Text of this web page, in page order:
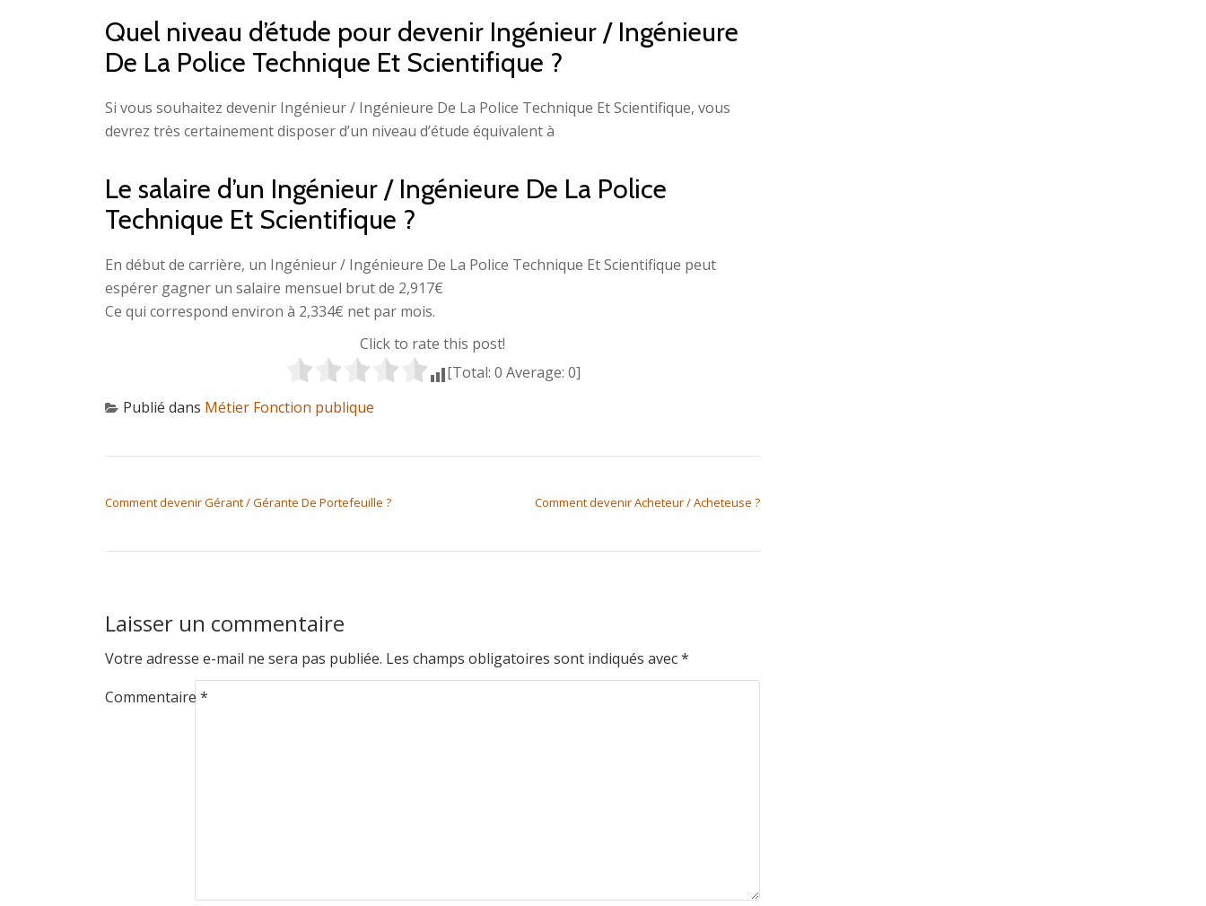
Quel niveau d’étude pour devenir Ingénieur / Ingénieure
De La Police Technique Et Scientifique ?
Si vous souhaitez devenir Ingénieur / Ingénieure De La Police Technique Et Scientifique, vous
devrez très certainement disposer d’un niveau d’étude équivalent à
Le salaire d’un Ingénieur / Ingénieure De La Police
Technique Et Scientifique ?
En début de carrière, un Ingénieur / Ingénieure De La Police Technique Et Scientifique peut
espérer gagner un salaire mensuel brut de 2,917€
Ce qui correspond environ à 2,334€ net par mois.
Click to rate this post!
[Total: 0 Average: 0]
Publié dans Métier Fonction publique
Comment devenir Gérant / Gérante De Portefeuille ? Comment devenir Acheteur / Acheteuse ?
Laisser un commentaire
Votre adresse e-mail ne sera pas publiée. Les champs obligatoires sont indiqués avec*
Commentaire *